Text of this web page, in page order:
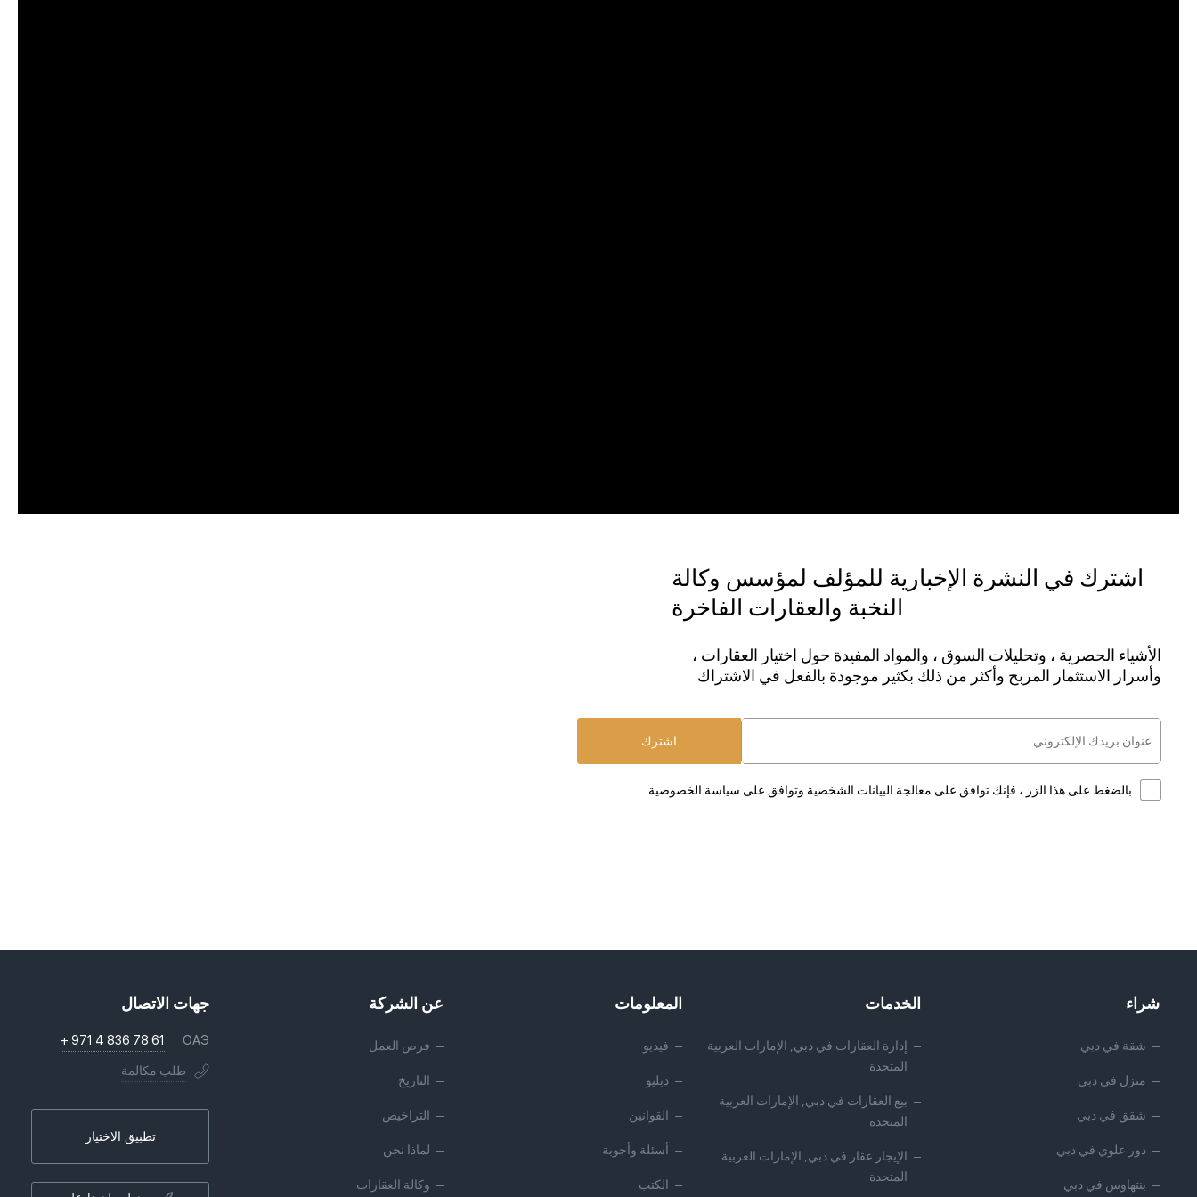
اشترك في النشرة الإخبارية للمؤلف لمؤسس وكالة
النخبة والعقارات الفاخرة
الأشياء الحصرية ، وتحليلات السوق ، والمواد المفيدة حول اختيار العقارات ،
وأسرار الاستثمار المربح وأكثر من ذلك بكثير موجودة بالفعل في الاشتراك
اشترك
بالضغط على هذا الزر ، فإنك توافق على معالجة البيانات الشخصية وتوافق على سياسة الخصوصية.
شراء
شقة في دبي
منزل في دبي
شقق في دبي
دور علوي في دبي
بنتهاوس في دبي
الخدمات
إدارة العقارات في دبي, الإمارات العربية
المتحدة
بيع العقارات في دبي, الإمارات العربية
المتحدة
الإيجار عقار في دبي, الإمارات العربية
المتحدة
المعلومات
فيديو
دبليو
القوانين
أسئلة وأجوبة
الكتب
عن الشركة
فرص العمل
التاريخ
التراخيص
لماذا نحن
وكالة العقارات
جهات الاتصال
ОАЭ
+ 971 4 836 78 61
طلب مكالمة
تطبيق الاختيار